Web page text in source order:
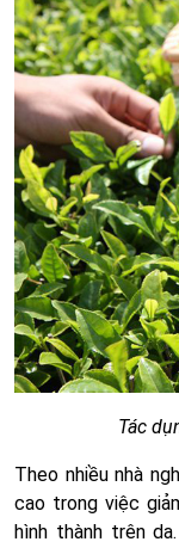
Tác
Theo nhiều nhà
cao trong việc
hình thành trên